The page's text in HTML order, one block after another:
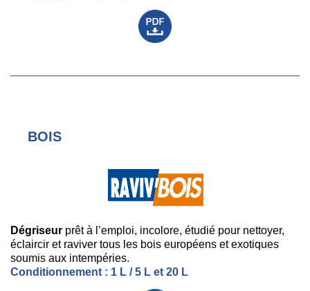
BOIS
Dégriseur prêt à l’emploi, incolore, étudié pour nettoyer,
éclaircir et raviver tous les bois européens et exotiques
soumis aux intempéries.
Conditionnement : 1 L / 5 L et 20 L